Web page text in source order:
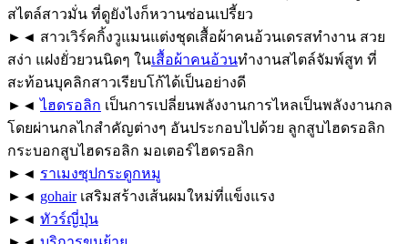
สไตล์สาวมั่น ที่ดูยังไงก็หวานซ่อนเปรี้ยว
►◄ สาวเวิร์คกิ้งวูแมนแต่งชุดเสื้อผ้าคนอ้วนเดรสทำงาน สวย
สง่า แฝงยั่วยวนนิดๆ ในเสื้อผ้าคนอ้วนทำงานสไตล์จัมพ์สูท ที่
สะท้อนบุคลิกสาวเรียบโก้ได้เป็นอย่างดี
►◄ไฮดรอลิก เป็นการเปลี่ยนพลังงานการไหลเป็นพลังงานกล
โดยผ่านกลไกสำคัญต่างๆ อันประกอบไปด้วย ลูกสูบไฮดรอลิก
กระบอกสูบไฮดรอลิก มอเตอร์ไฮดรอลิก
►◄ ราเมงซุปกระดูกหมู
►◄ gohairเสริมสร้างเส้นผมใหม่ที่แข็งแรง
►◄ ทัวร์ญี่ปุ่น